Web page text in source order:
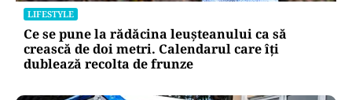
LIFESTYLE
Ce se pune la rădăcina leușteanului ca să
crească de doi metri. Calendarul care îți
dublează recolta de frunze